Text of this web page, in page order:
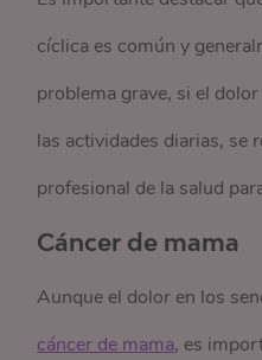
cíclica es común y
problema grave, si el
las actividades diarias, se
profesional de la salud
Cáncer de mama
Aunque el dolor en los
cáncer de mama, es